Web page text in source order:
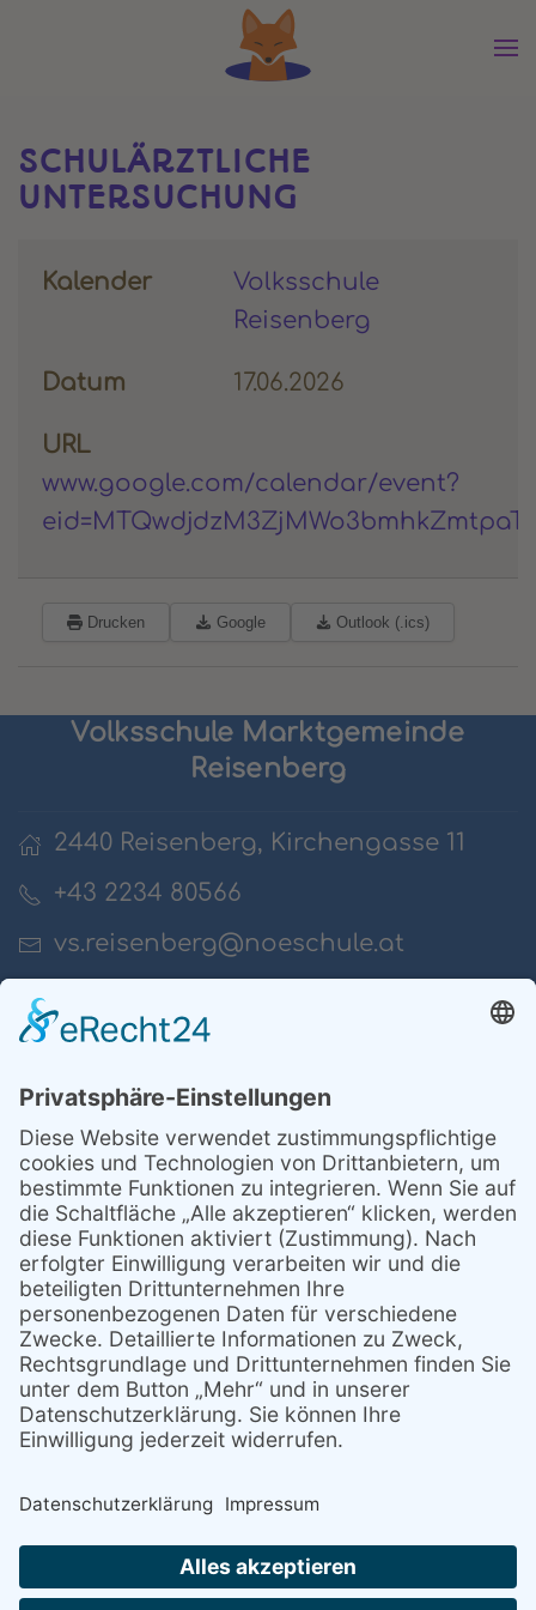
Zum Hauptinhalt springen
SCHULÄRZTLICHE
UNTERSUCHUNG
Kalender
Volksschule
Reisenberg
Datum 17.06.2026
URL
www.google.com/calendar/event?
Drucken Google Outlook (.ics)
Volksschule Marktgemeinde
Reisenberg
2440 Reisenberg, Kirchengasse 11
+43 2234 80566
vs.reisenberg@noeschule.at
Impressum
Datenschutz
Sitemap
Cookie-Einstellungen
LOGIN
webdesign - netzgrafik